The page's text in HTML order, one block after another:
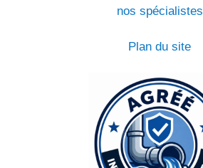
nos spécialistes
Plan du site